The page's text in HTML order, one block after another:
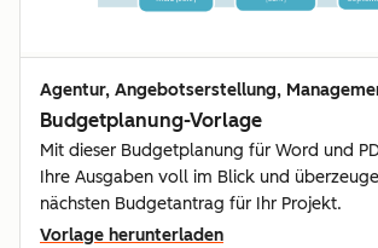
Agentur, Angebotserstellung,
Budgetplanung-Vorlage
Mit dieser Budgetplanung für Word und
Ihre Ausgaben voll im Blick und
nächsten Budgetantrag für Ihr Projekt.
Vorlage herunterladen